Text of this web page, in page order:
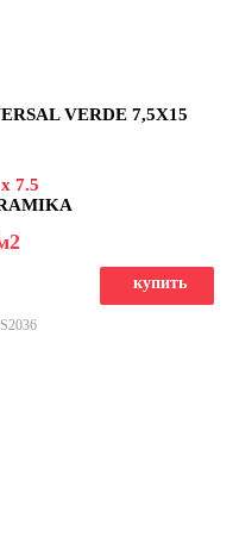
VERDE 7,5X15
7.5
купить